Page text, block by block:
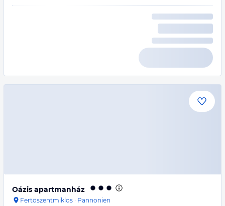
Oázis apartmanház
Fertöszentmiklos · Pannonien